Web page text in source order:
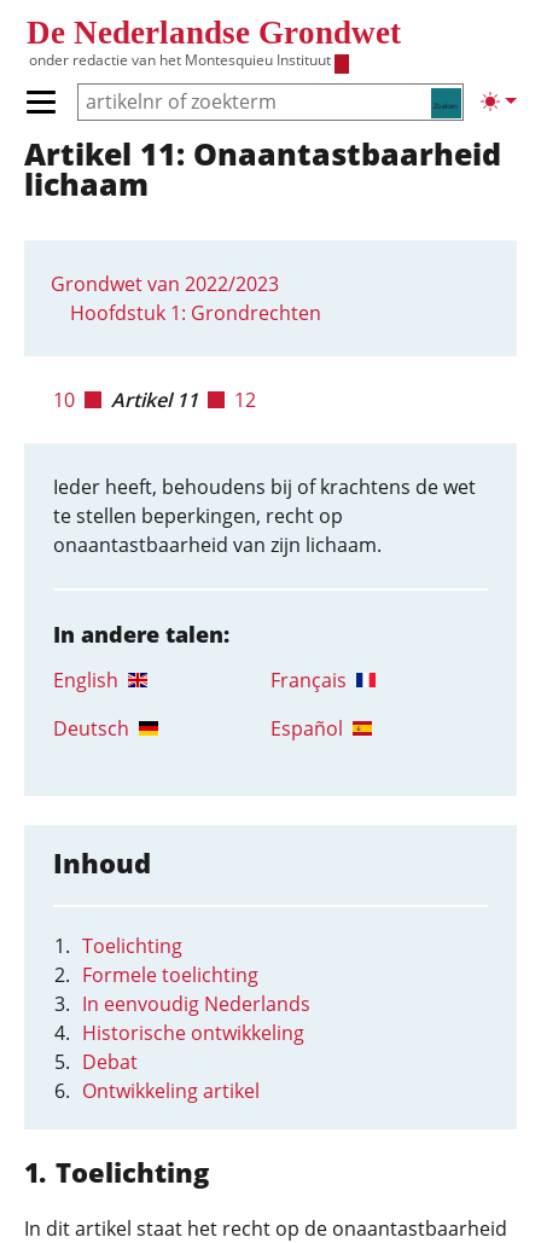
De Nederlandse Grondwet
onder redactie van het Montesquieu Instituut
Zoeken
Primair menu tonen/verbergen
Hoofdnavigatie
Artikel 11: Onaantastbaar­heid
lichaam
Grondwet van 2022/2023
Hoofdstuk 1: Grondrechten
10 Artikel 11 12
Ieder heeft, behoudens bij of krachtens de wet
te stellen beperkingen, recht op
onaantastbaarheid van zijn lichaam.
In andere talen:
English
Français
Deutsch
Español
Inhoud
Toelichting
Formele toelichting
In eenvoudig Nederlands
Historische ontwikkeling
Debat
Ontwikkeling artikel
Toelichting
In dit artikel staat het recht op de onaantastbaarheid